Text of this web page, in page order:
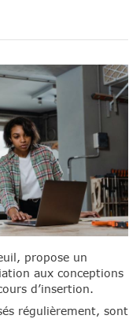
propose un
aux conceptions
d’insertion.
régulièrement, sont